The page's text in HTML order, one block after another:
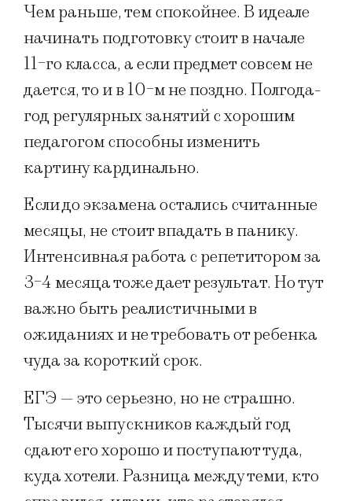
Чем раньше, тем спокойнее. В идеале
начинать подготовку стоит в начале
11-го класса, а если предмет совсем не
дается, то и в 10-м не поздно. Полгода-
год регулярных занятий с хорошим
педагогом способны изменить
картину кардинально.
Если до экзамена остались считанные
месяцы, не стоит впадать в панику.
Интенсивная работа с репетитором за
3-4 месяца тоже дает результат. Но тут
важно быть реалистичными в
ожиданиях и не требовать от ребенка
чуда за короткий срок.
ЕГЭ — это серьезно, но не страшно.
Тысячи выпускников каждый год
сдают его хорошо и поступают туда,
куда хотели. Разница между теми, кто